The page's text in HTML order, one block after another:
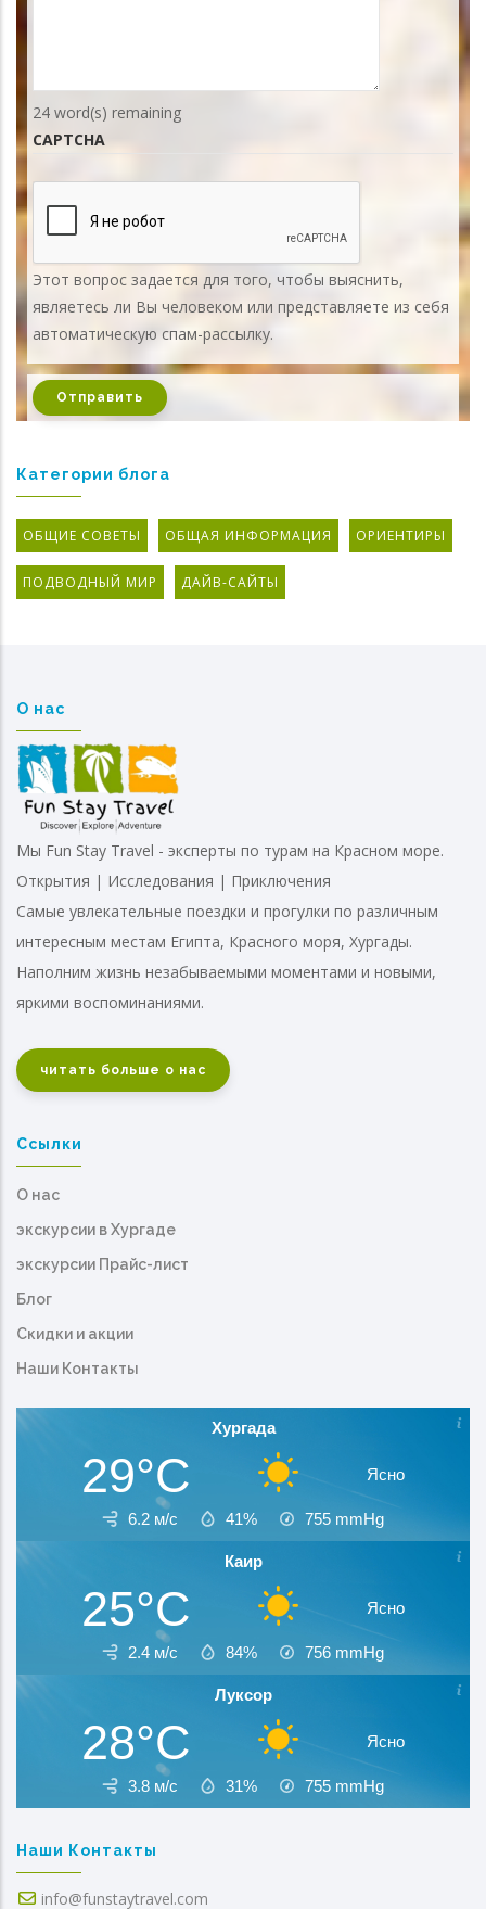
24 word(s) remaining
CAPTCHA
Этот вопрос задается для того, чтобы выяснить,
являетесь ли Вы человеком или представляете из себя
автоматическую спам-рассылку.
Категории блога
ОБЩИЕ СОВЕТЫ ОБЩАЯ ИНФОРМАЦИЯ ОРИЕНТИРЫ
ПОДВОДНЫЙ МИР ДАЙВ-САЙТЫ
О нас
Мы Fun Stay Travel - эксперты по турам на Красном море.
Открытия | Исследования | Приключения
Самые увлекательные поездки и прогулки по различным
интересным местам Египта, Красного моря, Хургады.
Наполним жизнь незабываемыми моментами и новыми,
яркими воспоминаниями.
читать больше о нас
Ссылки
О нас
экскурсии в Хургаде
экскурсии Прайс-лист
Блог
Скидки и акции
Наши Контакты
Хургада
29°C Ясно
6.2 м/с 41% 755 mmHg
Каир
25°C Ясно
2.4 м/с 84% 756 mmHg
Луксор
28°C Ясно
3.8 м/с 31% 755 mmHg
Наши Контакты
info@funstaytravel.com